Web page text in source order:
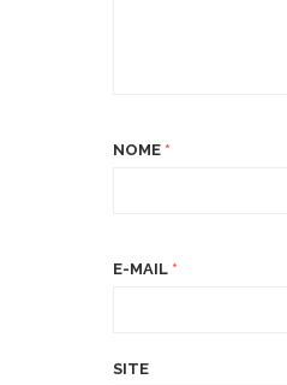
NOME *
E-MAIL *
SITE